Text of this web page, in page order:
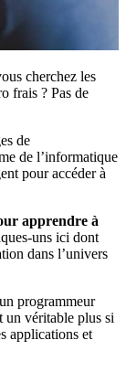
cherchez les
frais ? Pas de
de
de l’informatique
pour accéder à
apprendre à
uns ici dont
dans l’univers
programmeur
un véritable plus si
applications et